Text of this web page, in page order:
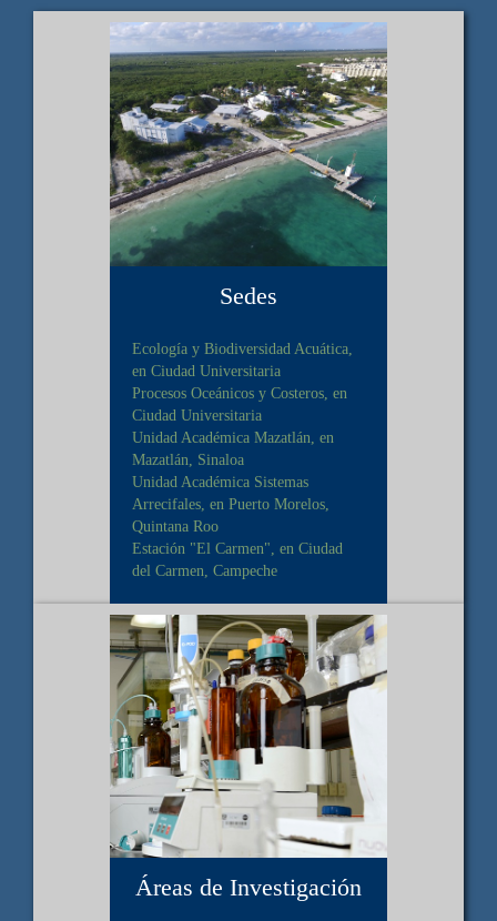
Sedes
Ecología y Biodiversidad Acuática,
en Ciudad Universitaria
Procesos Oceánicos y Costeros, en
Ciudad Universitaria
Unidad Académica Mazatlán, en
Mazatlán, Sinaloa
Unidad Académica Sistemas
Arrecifales, en Puerto Morelos,
Quintana Roo
Estación "El Carmen", en Ciudad
del Carmen, Campeche
Áreas de Investigación